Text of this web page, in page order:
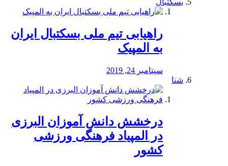
بسکتبال
راهیابی تیم ملی بسکتبال ایران
به المپیک
سپتامبر 24, 2019
شنا
درخشش دانش آموزان البرزی
در المپیاد فرهنگی ورزشی
کشور